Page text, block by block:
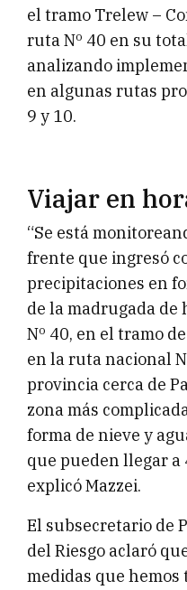
el tramo Trelew –
ruta Nº 40 en su
analizando
en algunas rutas
9 y 10.
Viajar en
“Se está
frente que ingresó
precipitaciones en
de la madrugada de
Nº 40, en el tramo
en la ruta nacional
provincia cerca de
zona más
forma de nieve y
que pueden llegar a
explicó Mazzei.
El subsecretario de
del Riesgo aclaró
medidas que hemos